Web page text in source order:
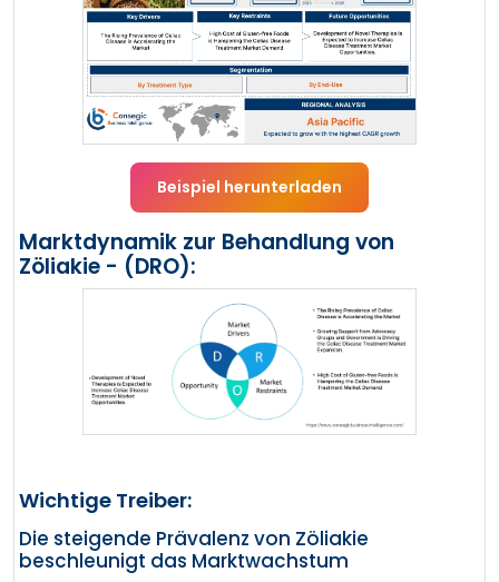
Beispiel herunterladen
Marktdynamik zur Behandlung von
Zöliakie - (DRO):
Wichtige Treiber:
Die steigende Prävalenz von Zöliakie
beschleunigt das Marktwachstum